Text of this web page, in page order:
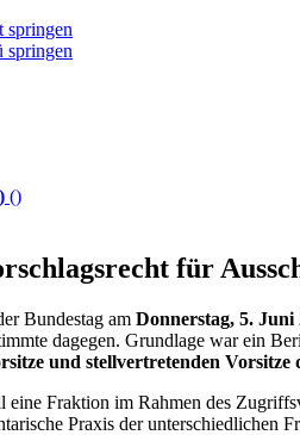
springen
springen
()
für
Bundestag am Donnerstag, 5. Juni
dagegen. Grundlage war ein
und stellvertretenden Vorsitze
Fraktion im Rahmen des
Praxis der unterschiedlichen